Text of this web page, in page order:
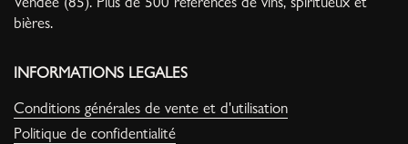
bières.
INFORMATIONS LEGALES
Conditions générales de vente et d'utilisation
Politique de confidentialité